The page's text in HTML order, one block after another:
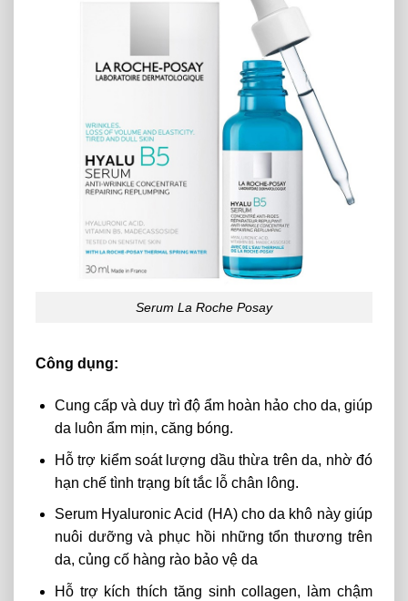
Serum La Roche Posay
Công dụng:
Cung cấp và duy trì độ ẩm hoàn hảo cho da, giúp
da luôn ẩm mịn, căng bóng.
Hỗ trợ kiểm soát lượng dầu thừa trên da, nhờ đó
hạn chế tình trạng bít tắc lỗ chân lông.
Serum Hyaluronic Acid (HA) cho da khô này giúp
nuôi dưỡng và phục hồi những tổn thương trên
da, củng cố hàng rào bảo vệ da
Hỗ trợ kích thích tăng sinh collagen, làm chậm